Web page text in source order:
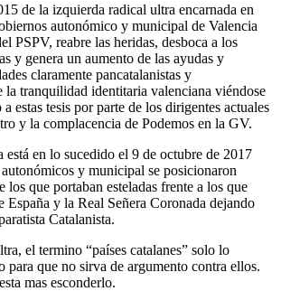
de la izquierda radical ultra encarnada en
autonómico y municipal de Valencia
PSPV, reabre las heridas, desboca a los
y genera un aumento de las ayudas y
claramente pancatalanistas y
la tranquilidad identitaria valenciana viéndose
estas tesis por parte de los dirigentes actuales
y la complacencia de Podemos en la GV.
está en lo sucedido el 9 de octubre de 2017
y municipal se posicionaron
los que portaban esteladas frente a los que
España y la Real Señera Coronada dejando
Catalanista.
el termino “países catalanes” solo lo
para que no sirva de argumento contra ellos.
mas esconderlo.